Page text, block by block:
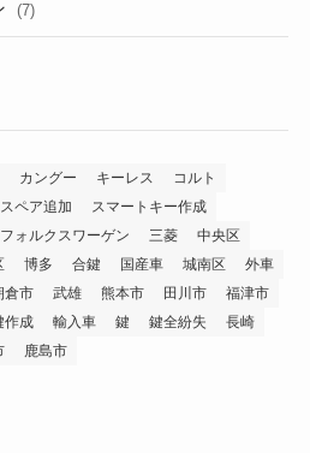
(7)
カングー キーレス
コルト
スペア追加
スマートキー作成
フォルクスワーゲン 三菱
中央区
博多 合鍵 国産車 城南区
外車
倉市 武雄 熊本市 田川市
福津市
作成 輸入車 鍵 鍵全紛失
長崎
鹿島市